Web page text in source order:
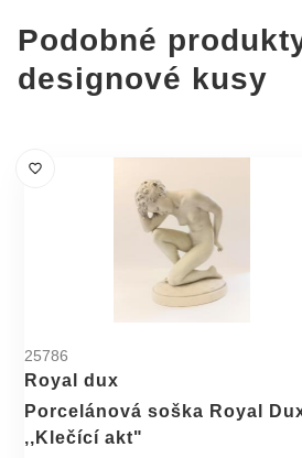
Podobné
designové kusy
25786
Royal dux
Porcelánová soška Royal
,,Klečící akt"